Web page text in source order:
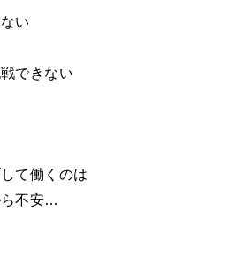
い
できない
て働くのは
ら不安…